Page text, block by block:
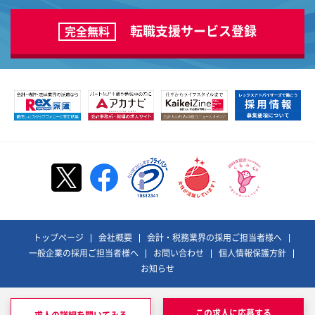
完全無料 転職支援サービス登録
トップページ 会社概要
会計・税務業界の採用ご担当者様へ
一般企業の採用ご担当者様へ
お問い合わせ
個人情報保護方針
お知らせ
レックスアドバイザーズおよびそのロゴは、